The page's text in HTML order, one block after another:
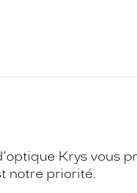
Krys vous
notre priorité.